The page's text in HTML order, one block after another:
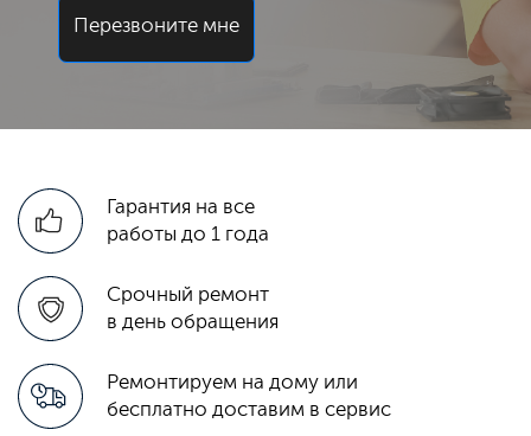
Перезвоните мне
Гарантия на все
работы до 1 года
Срочный ремонт
в день обращения
Ремонтируем на дому или
бесплатно доставим в сервис